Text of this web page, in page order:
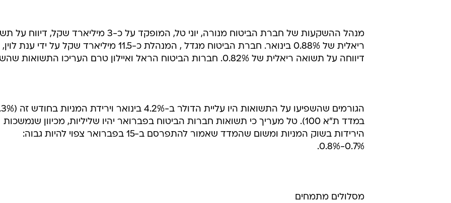
מנהל ההשקעות של חברת הביטוח מנורה, יוני טל, המופקד על כ-3 מיליארד שקל,
ריאלית של 0.88% בינואר. חברת הביטוח מגדל , המנהלת כ-11.5 מיליארד שקל על ידי ענת לוין,
דיווחה על תשואה ריאלית של 0.82%. חברות הביטוח הראל ואיילון טרם העריכו התשואות שהשיגו.
במדד ת"א 100). טל מעריך כי תשואות חברות הביטוח בפברואר יהיו שליליות, מכיוון שנמשכות
הירידות בשוק המניות ומשום שהמדד שאמור להתפרסם ב-15 בפברואר צפוי להיות גבוה:
0.7%-0.8%.
מסלולים מתמחים